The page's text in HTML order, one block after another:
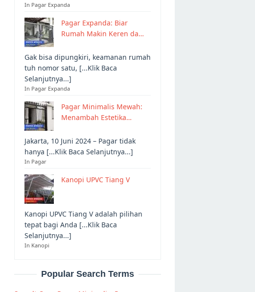
In Pagar Expanda
Pagar Expanda: Biar
Rumah Makin Keren da…
Gak bisa dipungkiri, keamanan rumah
tuh nomor satu, [...Klik Baca
Selanjutnya...]
In Pagar Expanda
Pagar Minimalis Mewah:
Menambah Estetika…
Jakarta, 10 Juni 2024 – Pagar tidak
hanya [...Klik Baca Selanjutnya...]
In Pagar
Kanopi UPVC Tiang V
Kanopi UPVC Tiang V adalah pilihan
tepat bagi Anda [...Klik Baca
Selanjutnya...]
In Kanopi
Popular Search Terms